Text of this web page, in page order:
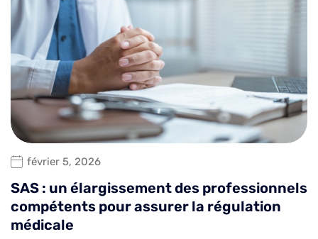
février 5, 2026
SAS : un élargissement des professionnels
compétents pour assurer la régulation
médicale